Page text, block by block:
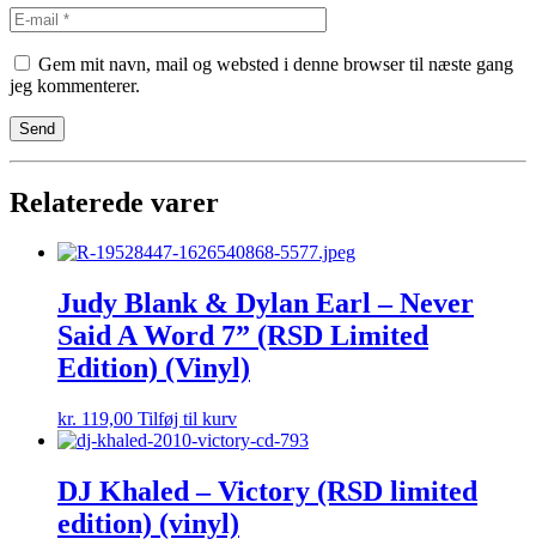
Gem mit navn, mail og websted i denne browser til næste gang
jeg kommenterer.
Relaterede varer
Judy Blank & Dylan Earl – Never
Said A Word 7” (RSD Limited
Edition) (Vinyl)
kr. 119,00 Tilføj til kurv
DJ Khaled – Victory (RSD limited
edition) (vinyl)